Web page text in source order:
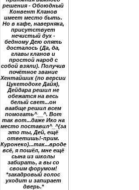
решения - Обоюдный
Конвент Кланов
имеет место быть.
Но в кафе, наверняка,
присутствует
нечистый дух -
бедному Дею опять
досталось (Да, да,
главы кланов и
простой народ с
собой взяли). Получив
почётное звание
Хентайшик (по версии
Цукетодоке Дайя),
Дейдара решил не
обежатся на весь
белый свет...он
ваабще решил всем
помогать^__^. Вот
так вот...даже Ико на
место поставил^_^(за
это ты, Дей, ещё
ответишь!-прим.
Куронеко)...так...вроде
всё, я пошёл, мне ещё
сына из школы
забирать, а вы со
своим форумом!
*закадровый голос
уходит и запирает
дверь.*